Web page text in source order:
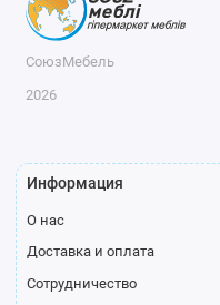
СоюзМебель
2026
Информация
О нас
Доставка и оплата
Сотрудничество